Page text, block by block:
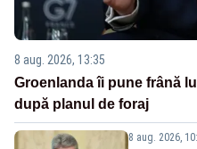
8 aug. 2026, 13:35
Groenlanda îi pune frână
după planul de foraj
8 aug. 2026,